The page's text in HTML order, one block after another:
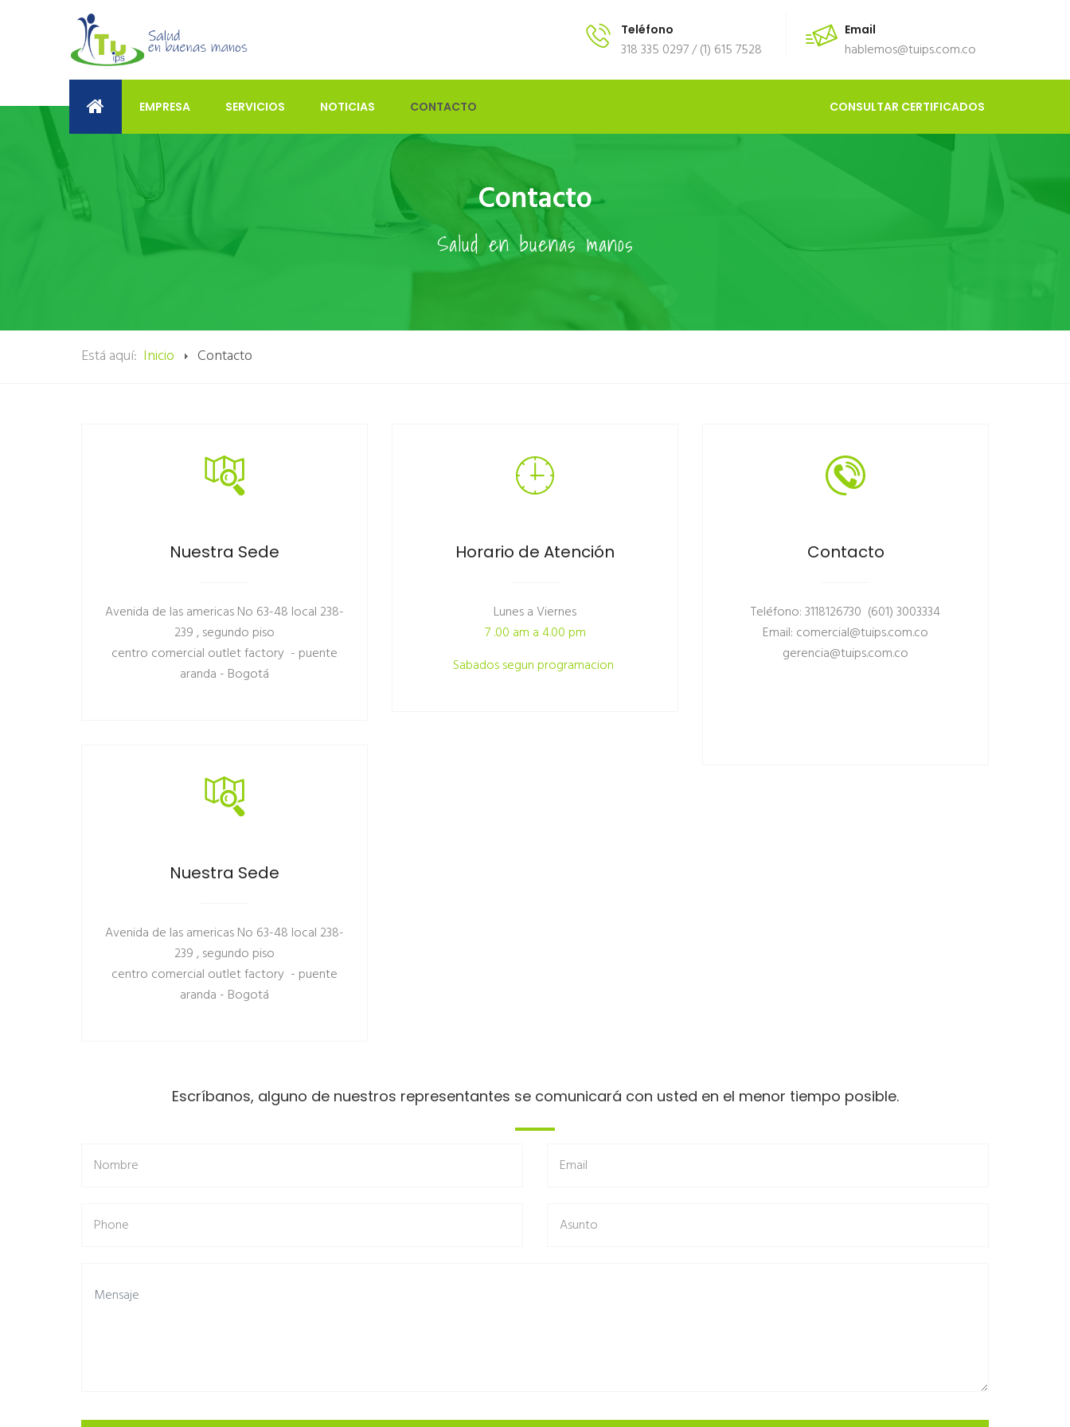
Teléfono
318 335 0297 / (1) 615 7528
Email
hablemos@tuips.com.co
EMPRESA SERVICIOS NOTICIAS CONTACTO CONSULTAR CERTIFICADOS
Contacto
Salud en buenas manos
Está aquí: Inicio Contacto
Nuestra Sede
Avenida de las americas No 63-48 local 238-
239 , segundo piso
centro comercial outlet factory - puente
aranda - Bogotá
Nuestra Sede
Avenida de las americas No 63-48 local 238-
239 , segundo piso
centro comercial outlet factory - puente
aranda - Bogotá
Horario de Atención
Lunes a Viernes
7 .00 am a 4.00 pm
Sabados segun programacion
Contacto
Teléfono: 3118126730 (601) 3003334
Email: comercial@tuips.com.co
gerencia@tuips.com.co
Escríbanos, alguno de nuestros representantes se comunicará con usted en el menor tiempo posible.